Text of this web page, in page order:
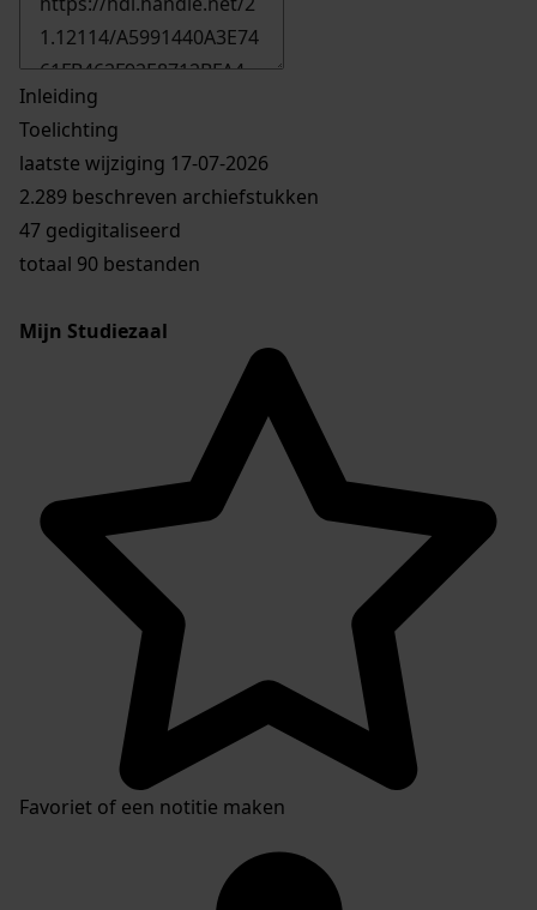
Inleiding
Toelichting
laatste wijziging 17-07-2026
2.289 beschreven archiefstukken
47 gedigitaliseerd
totaal 90 bestanden
Mijn Studiezaal
Favoriet of een notitie maken